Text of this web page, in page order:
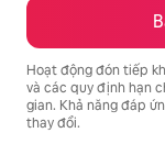
Hoạt động đón tiếp
và các quy định hạn
gian. Khả năng đáp
thay đổi.